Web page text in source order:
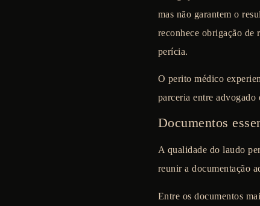
mas não garantem o
reconhece obrigação de
perícia.
O perito médico
parceria entre
Documentos
A qualidade do laudo
reunir a documentação
Entre os documentos